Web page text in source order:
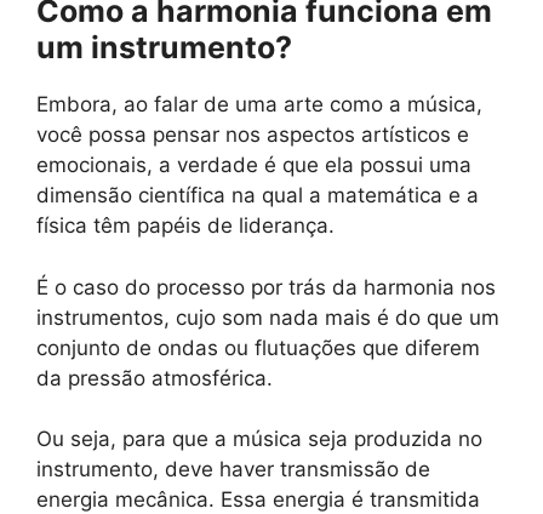
Como a harmonia funciona em
um instrumento?
Embora, ao falar de uma arte como a música,
você possa pensar nos aspectos artísticos e
emocionais, a verdade é que ela possui uma
dimensão científica na qual a matemática e a
física têm papéis de liderança.
É o caso do processo por trás da harmonia nos
instrumentos, cujo som nada mais é do que um
conjunto de ondas ou flutuações que diferem
da pressão atmosférica.
Ou seja, para que a música seja produzida no
instrumento, deve haver transmissão de
energia mecânica. Essa energia é transmitida